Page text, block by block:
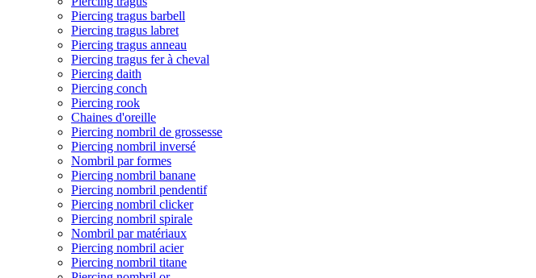
Piercing tragus barbell
Piercing tragus labret
Piercing tragus anneau
Piercing tragus fer à cheval
Piercing daith
Piercing conch
Piercing rook
Chaines d'oreille
Piercing nombril de grossesse
Piercing nombril inversé
Nombril par formes
Piercing nombril banane
Piercing nombril pendentif
Piercing nombril clicker
Piercing nombril spirale
Nombril par matériaux
Piercing nombril acier
Piercing nombril titane